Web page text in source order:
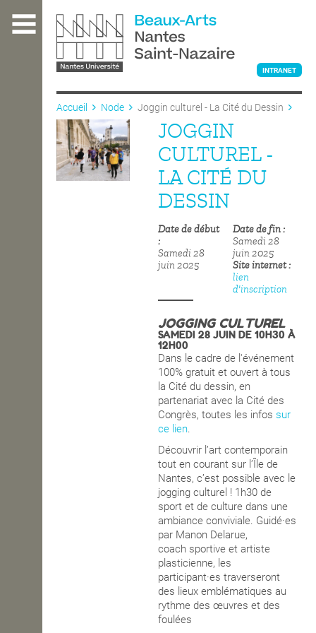
contenu
L'ÉCOLE
ENSEIGNEMENT
INTRANET
Accueil Node Joggin culturel - La Cité du Dessin
JOGGIN
CULTUREL -
LA CITÉ DU
DESSIN
Date de début
Samedi 28
juin 2025
Date de fin
Samedi 28
juin 2025
Site internet
lien
d'inscription
JOGGING CULTUREL
SAMEDI 28 JUIN DE 10H30 À
12H00
Dans le cadre de l'événement
100% gratuit et ouvert à tous
la Cité du dessin, en
partenariat avec la Cité des
Congrès, toutes les infos sur
ce lien.
Découvrir l’art contemporain
tout en courant sur l’Île de
Nantes, c’est possible avec le
jogging culturel ! 1h30 de
sport et de culture dans une
ambiance conviviale. Guidé·es
par Manon Delarue,
coach sportive et artiste
plasticienne, les
participant·es traverseront
des lieux emblématiques au
rythme des œuvres et des
foulées